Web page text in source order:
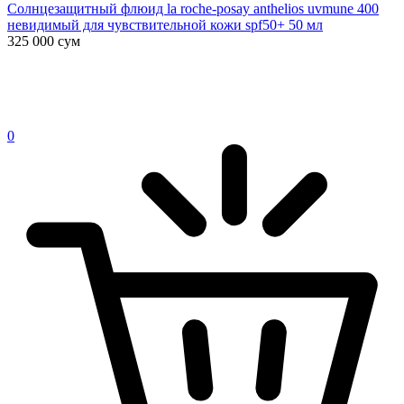
Солнцезащитный флюид la roche-posay anthelios uvmune 400
невидимый для чувствительной кожи spf50+ 50 мл
325 000 сум
0